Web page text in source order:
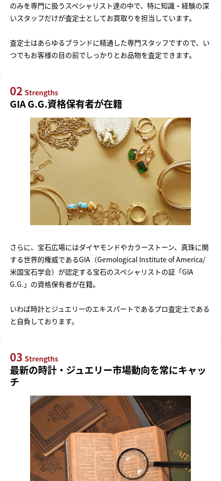
のみを専門に扱うスペシャリスト達の中で、特に知識・経験の深
いスタッフだけが査定士としてお買取りを担当しています。
査定士はあらゆるブランドに精通した専門スタッフですので、い
つでもお客様の目の前でしっかりとお品物を査定できます。
02 Strengths
GIA G.G.資格保有者が在籍
さらに、宝石広場にはダイヤモンドやカラーストーン、真珠に関
する世界的権威であるGIA（Gemological Institute of America/
米国宝石学会）が認定する宝石のスペシャリストの証「GIA
G.G.」の資格保有者が在籍。
いわば時計とジュエリーのエキスパートであるプロ査定士である
と自負しております。
03 Strengths
最新の時計・ジュエリー市場動向を常にキャッ
チ